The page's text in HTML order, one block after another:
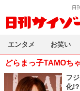
日
どらまっ子TAMOち
フ
化
エンタメ お笑い